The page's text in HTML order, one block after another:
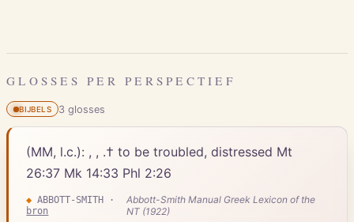
GLOSSES PER PERSPECTIEF
BIJBELS 3glosses
(MM, l.c.): , , .† to be troubled, distressed Mt
26:37 Mk 14:33 Phl 2:26
◆ ABBOTT-SMITH ·
bron
Abbott-Smith Manual Greek Lexicon of the
NT (1922)